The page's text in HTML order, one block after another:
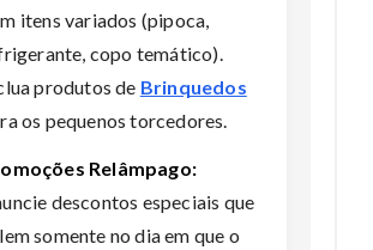
itens variados (pipoca,
copo temático).
produtos de Brinquedos
os pequenos torcedores.
Relâmpago:
descontos especiais que
somente no dia em que o